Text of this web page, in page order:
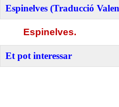
Espinelves (Traducció
Espinelves.
Et pot interessar